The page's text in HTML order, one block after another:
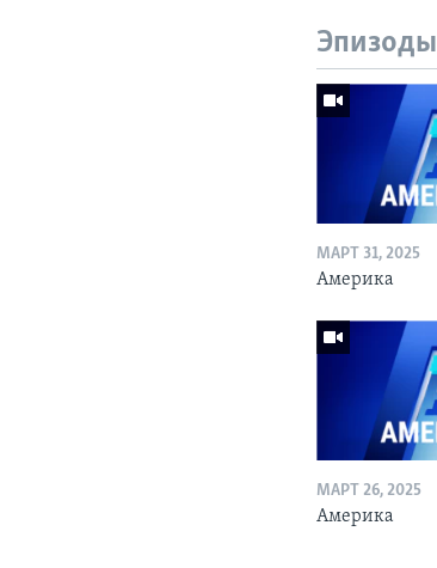
Эпизоды
МАРТ 31, 2025
Америка
МАРТ 26, 2025
Америка